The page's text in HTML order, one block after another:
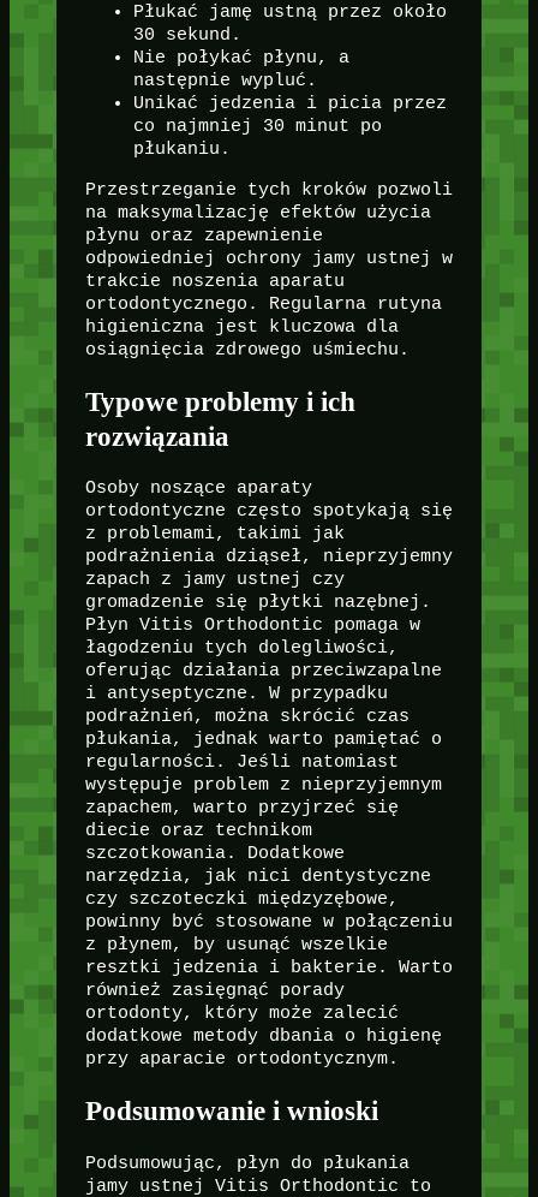
Płukać jamę ustną przez około
30 sekund.
Nie połykać płynu, a
następnie wypluć.
Unikać jedzenia i picia przez
co najmniej 30 minut po
płukaniu.
Przestrzeganie tych kroków pozwoli
na maksymalizację efektów użycia
płynu oraz zapewnienie
odpowiedniej ochrony jamy ustnej w
trakcie noszenia aparatu
ortodontycznego. Regularna rutyna
higieniczna jest kluczowa dla
osiągnięcia zdrowego uśmiechu.
Typowe problemy i ich
rozwiązania
Osoby noszące aparaty
ortodontyczne często spotykają się
z problemami, takimi jak
podrażnienia dziąseł, nieprzyjemny
zapach z jamy ustnej czy
gromadzenie się płytki nazębnej.
Płyn Vitis Orthodontic pomaga w
łagodzeniu tych dolegliwości,
oferując działania przeciwzapalne
i antyseptyczne. W przypadku
podrażnień, można skrócić czas
płukania, jednak warto pamiętać o
regularności. Jeśli natomiast
występuje problem z nieprzyjemnym
zapachem, warto przyjrzeć się
diecie oraz technikom
szczotkowania. Dodatkowe
narzędzia, jak nici dentystyczne
czy szczoteczki międzyzębowe,
powinny być stosowane w połączeniu
z płynem, by usunąć wszelkie
resztki jedzenia i bakterie. Warto
również zasięgnąć porady
ortodonty, który może zalecić
dodatkowe metody dbania o higienę
przy aparacie ortodontycznym.
Podsumowanie i wnioski
Podsumowując, płyn do płukania
jamy ustnej Vitis Orthodontic to